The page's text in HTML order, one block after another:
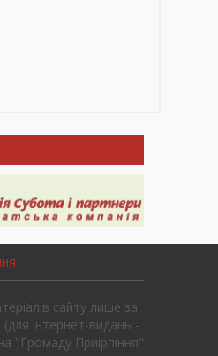
сайту лише за
інтернет-видань -
"Громаду Приірпіння"